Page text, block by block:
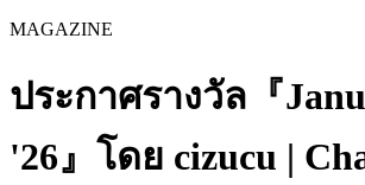
MAGAZINE
ประกาศรางวัล『
'26』โดย cizucu |